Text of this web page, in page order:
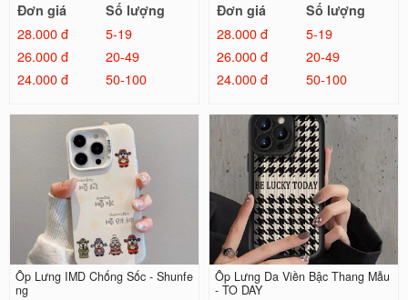
Đơn giá
Số lượng
28.000 đ
5-19
26.000 đ
20-49
24.000 đ
50-100
Đơn giá
Số lượng
28.000 đ
5-19
26.000 đ
20-49
24.000 đ
50-100
Ốp Lưng IMD Chống Sốc - Shunfe
ng
Ốp Lưng Da Viền Bậc Thang Mẫu
- TO DAY